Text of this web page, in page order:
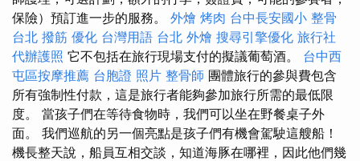
保險）預訂進一步的服務。 外燴 烤肉 台中長安國小 整骨
台北 撥筋 優化 台灣用語 台北 外燴 搜尋引擎優化 旅行社
代辦護照 它不包括在旅行現場支付的擬議葡萄酒。 台中西
屯區按摩推薦 台胞證 照片 整骨師 團體旅行的參與費包含
所有強制性付款，這是旅行者能夠參加旅行所需的最低限
度。 當孩子們在等待食物時，我們可以坐在野餐桌子外
面。 我們巡航的另一個亮點是孩子們有機會駕駛這艘船！
機長整天說，船員互相交談，知道海豚在哪裡，因此他們幾